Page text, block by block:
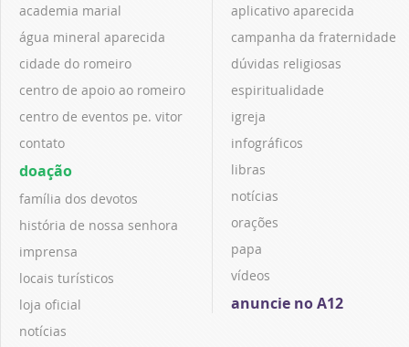
academia marial
água mineral aparecida
cidade do romeiro
centro de apoio ao romeiro
centro de eventos pe. vitor
contato
doação
família dos devotos
história de nossa senhora
imprensa
locais turísticos
loja oficial
notícias
aplicativo aparecida
campanha da fraternidade
dúvidas religiosas
espiritualidade
igreja
infográficos
libras
notícias
orações
papa
vídeos
anuncie no A12